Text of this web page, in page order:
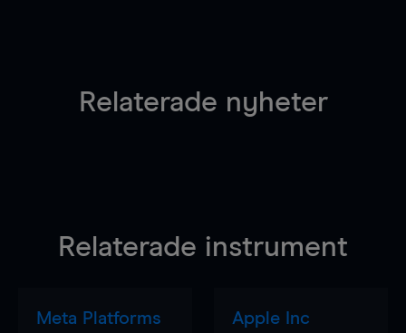
Relaterade nyheter
Relaterade instrument
Meta Platforms
Apple Inc